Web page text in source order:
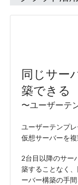
同じサー
築できる
〜ユーザーテ
ユーザーテンプ
仮想サーバーを複
2台目以降のサー
築することなく
ーバー構築の手